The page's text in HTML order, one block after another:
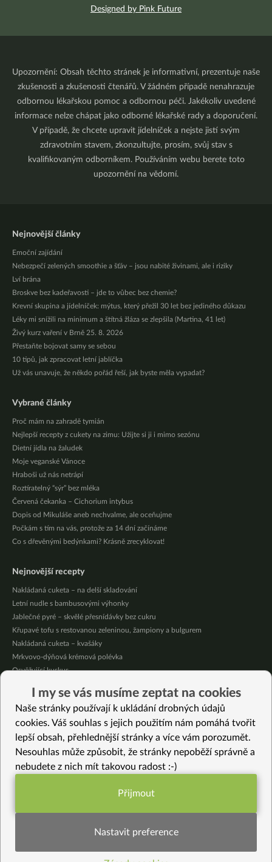
Designed by Pink Future
Upozornění: Obsah těchto stránek je informativní, prezentuje naše
zkušenosti a zkušenosti čtenářů. V žádném případě nenahrazuje
odbornou lékařskou pomoc a odbornou péči. Jakékoliv uvedené
informace nelze chápat jako odborné lékařské rady a doporučení.
V případě, že chcete upravit jídelníček a nejste jistí svým
zdravotním stavem, zkonzultujte, prosím, svůj stav s
kvalifikovaným odborníkem. Používáním webu berete toto
upozornění na vědomí.
Nejnovější články
Emoční zajídání
Nebezpečí zelených smoothie a šťáv – jsou nabité živinami, ale i riziky
Lví brána
Broskve bez kadeřavosti – jde to vůbec bez chemie?
Krevní skupina a jídelníček: mýtus, který přežil 30 let bez jediného důkazu
Léky mi snížili na minimum a štítná žláza se zlepšila (Martina, 41 let)
Živý kurz vaření v Brně 25. 8. 2026
Přestaňte bojovat samy se sebou
10 tipů, jak zpracovat letní jablíčka
Už vás unavuje, že někdo pořád řeší, jak byste měla vypadat?
Vybrané články
Proč mám na zahradě tymián
Nejlepší recepty z cukety na zimu: Užijte si ji i mimo sezónu
Dietní jídla na žaludek
Moje veganské Vánoce
Hraboši už nás netrápí
Roztíratelný “sýr” bez mléka
Červená čekanka – Cichorium intybus
Dopis od Mikuláše aneb nechvalme, ale oceňujme
Počkám s tím na vás, protože za 14 dní začínáme
Co s dřevěnými bedýnkami? Krásně zrecyklovat!
Nejnovější recepty
Nakládaná cuketa – na delší skladování
Letní nudle s bambusovými výhonky
Jablečné pyré – skvělé přesnídávky bez cukru
Křupavé tofu s restovanou zeleninou, žampiony a bulgurem
Nakládaná cuketa – kvašáky
Mrkvovo-dýňová krémová polévka
Osvěžující kuskus
Nepečený jablečný dort s rybízem
Čokoládové muffiny s mangovým krémem
Vybrané recepty
Ječné kroupy, celozrnná rýže, lněné semínko a řasa hijiky
Bezlepkové kokosové hromádky
Špagety s wasabi omáčkou
Bezlepkové obilné mléko z rýže jako nápoj pro kojence
Kukuřičná polenta – základní recept
I my se vás musíme zeptat na cookies
Naše stránky používají k ukládání drobných údajů
cookies. Váš souhlas s jejich použitím nám pomáhá tvořit
lepší obsah, přehlednější stránky a více vám porozumět.
Nesouhlas může způsobit, že stránky nepoběží správně a
nebudete z nich mít takovou radost :-)
Funkční nastavení potřebujeme (vždy
Přijmout
Nastavit preference